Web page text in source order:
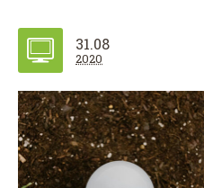
31.08
2020